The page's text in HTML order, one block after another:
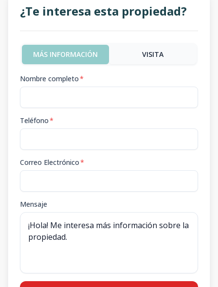
¿Te interesa esta propiedad?
MÁS INFORMACIÓN VISITA
Nombre completo*
Teléfono*
Correo Electrónico*
Mensaje